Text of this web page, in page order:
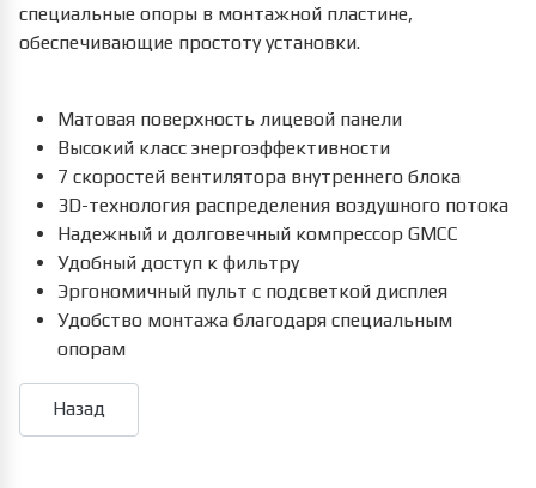
специальные опоры в монтажной пластине,
обеспечивающие простоту установки.
Матовая поверхность лицевой панели
Высокий класс энергоэффективности
7 скоростей вентилятора внутреннего блока
3D-технология распределения воздушного потока
Надежный и долговечный компрессор GMCC
Удобный доступ к фильтру
Эргономичный пульт с подсветкой дисплея
Удобство монтажа благодаря специальным
опорам